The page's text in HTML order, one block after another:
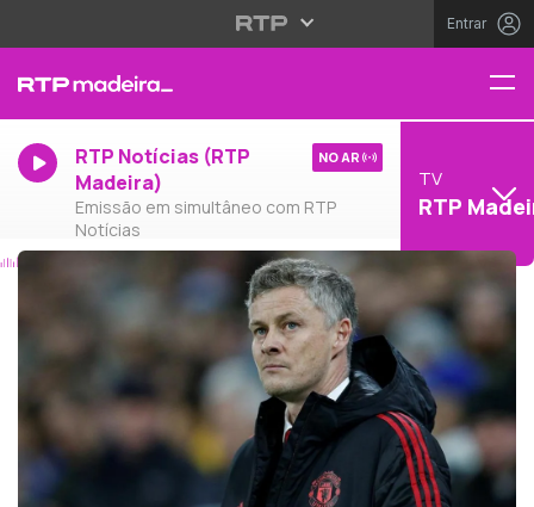
Entrar
RTP Notícias (RTP
Madeira)
Emissão em simultâneo com RTP
Notícias
NO AR
TV
RTP